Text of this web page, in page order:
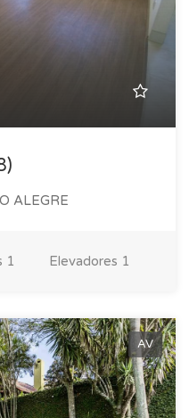
ALEGRE
1 Elevadores 1
AV